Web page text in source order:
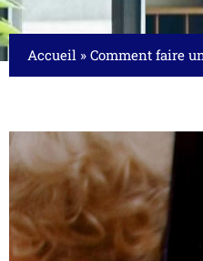
Accueil » Comment faire